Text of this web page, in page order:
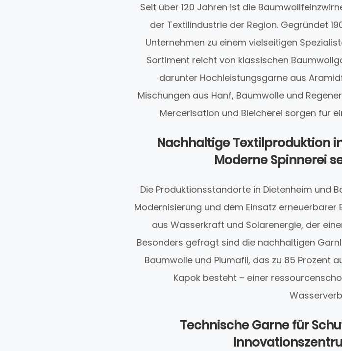
Seit über 120 Jahren ist die
der Textilindustrie der Region. Gegründet
Unternehmen zu einem vielseitigen
Sortiment reicht von klassischen
darunter Hochleistungsgarne aus
Mischungen aus Hanf, Baumwolle und
Mercerisation und Bleicherei sorgen für
Nachhaltige Textilproduktion
Moderne Spinnerei
Die Produktionsstandorte in Dietenheim und
Modernisierung und dem Einsatz erneuerbarer
aus Wasserkraft und Solarenergie, der
Besonders gefragt sind die nachhaltigen
Baumwolle und Piumafil, das zu 85 Prozent
Kapok besteht – einer
Technische Garne für